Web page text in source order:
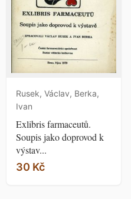
Rusek, Václav, Berka,
Ivan
Exlibris farmaceutů.
Soupis jako doprovod k
výstav...
30 Kč